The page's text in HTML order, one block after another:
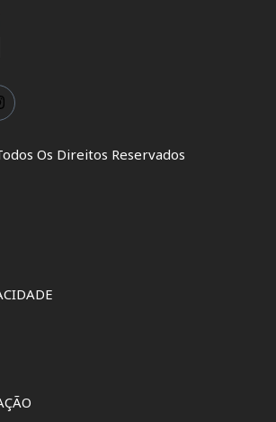
Os Direitos Reservados